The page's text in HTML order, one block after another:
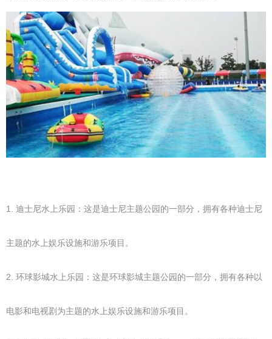
1. 迪士尼水上乐园：这是迪士尼主题公园的一部分，拥有各种迪士尼
主题的水上娱乐设施和游乐项目。
2. 环球影城水上乐园：这是环球影城主题公园的一部分，拥有各种以
电影和电视剧为主题的水上娱乐设施和游乐项目。